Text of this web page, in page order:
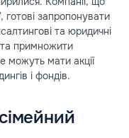
запропонувати
та юридичні
примножити
можуть мати акції
і фондів.